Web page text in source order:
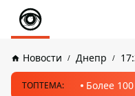
Новости Днепр
ТОПТЕМА: Более